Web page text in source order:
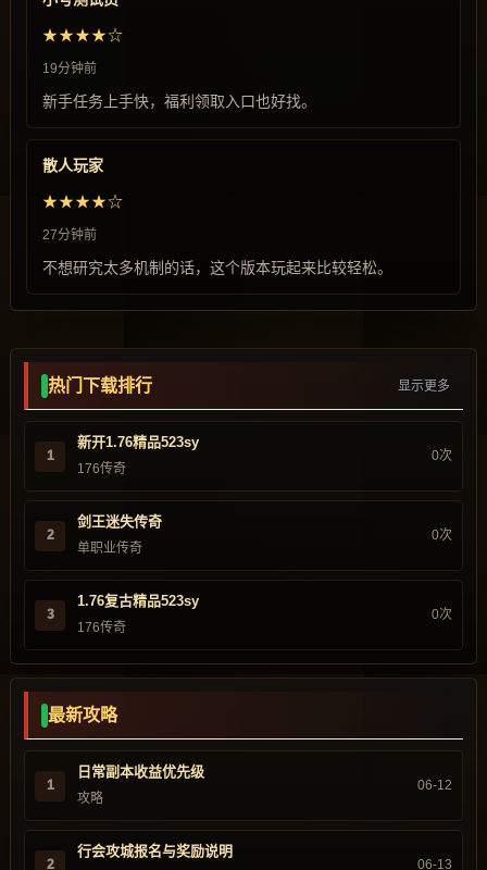
★★★★☆
19分钟前
新手任务上手快，福利领取入口也好找。
散人玩家
★★★★☆
27分钟前
不想研究太多机制的话，这个版本玩起来比较轻松。
热门下载排行 显示更多
1
新开1.76精品523sy
176传奇
0次
2
剑王迷失传奇
单职业传奇
0次
3
1.76复古精品523sy
176传奇
0次
最新攻略
1
日常副本收益优先级
攻略
06-12
2
行会攻城报名与奖励说明
06-13